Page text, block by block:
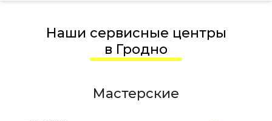
Наши сервисные центры
в Гродно
Мастерские